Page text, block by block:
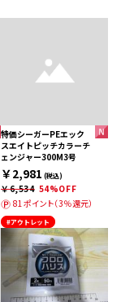
特価シーガーPEエック
スエイトピッチカラーチ
ェンジャー300M3号
￥2,981 (税込)
￥6,534 54%OFF
81ポイント（3％還元）
#アウトレット